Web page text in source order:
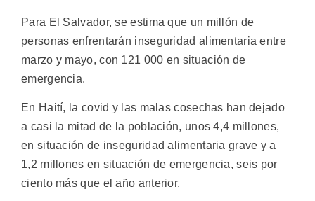
Para El Salvador, se estima que un millón de
personas enfrentarán inseguridad alimentaria entre
marzo y mayo, con 121 000 en situación de
emergencia.
En Haití, la covid y las malas cosechas han dejado
a casi la mitad de la población, unos 4,4 millones,
en situación de inseguridad alimentaria grave y a
1,2 millones en situación de emergencia, seis por
ciento más que el año anterior.